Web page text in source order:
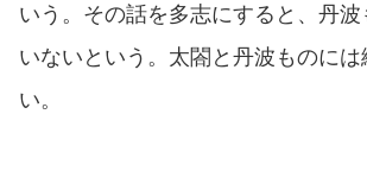
いう。その話を多志にすると、丹
いないという。太閤と丹波ものには
い。